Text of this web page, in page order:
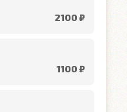
2100 ₽
1100 ₽